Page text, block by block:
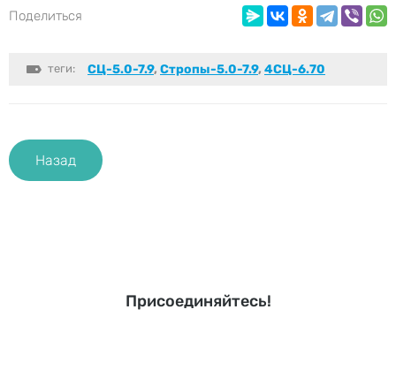
Поделиться
теги: СЦ-5.0-7.9, Стропы-5.0-7.9, 4СЦ-6.70
Назад
Присоединяйтесь!